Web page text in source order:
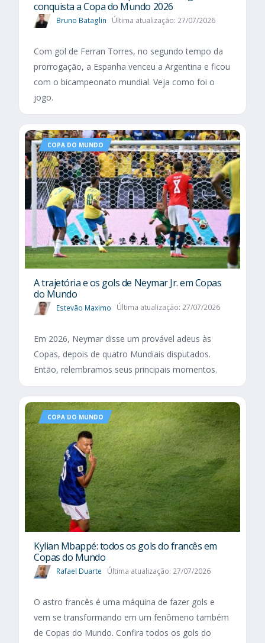
conquista a Copa do Mundo 2026
Bruno Bataglin Última atualização: 27/07/2026
Com gol de Ferran Torres, no segundo tempo da
prorrogação, a Espanha venceu a Argentina e ficou
com o bicampeonato mundial. Veja como foi o
jogo.
COPA DO MUNDO
A trajetória e os gols de Neymar Jr. em Copas
do Mundo
Estevão Maximo Última atualização: 27/07/2026
Em 2026, Neymar disse um provável adeus às
Copas, depois de quatro Mundiais disputados.
Então, relembramos seus principais momentos.
COPA DO MUNDO
Kylian Mbappé: todos os gols do francês em
Copas do Mundo
Rafael Duarte Última atualização: 27/07/2026
O astro francês é uma máquina de fazer gols e
vem se transformando em um fenômeno também
de Copas do Mundo. Confira todos os gols do